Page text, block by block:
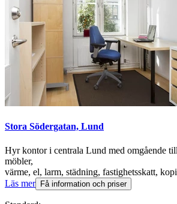
Stora Södergatan, Lund
Hyr kontor i centrala Lund med omgående
möbler,
värme, el, larm, städning, fastighetsskatt,
Läs mer Få information och priser